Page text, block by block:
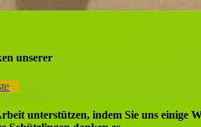
unserer
unterstützen, indem Sie uns einige